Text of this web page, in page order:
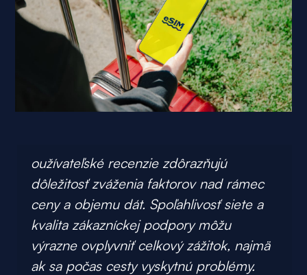
oužívateľské recenzie zdôrazňujú
dôležitosť zváženia faktorov nad rámec
ceny a objemu dát. Spoľahlivosť siete a
kvalita zákazníckej podpory môžu
výrazne ovplyvniť celkový zážitok, najmä
ak sa počas cesty vyskytnú problémy.